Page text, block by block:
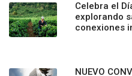
Celebra el
explorando
conexiones
NUEVO